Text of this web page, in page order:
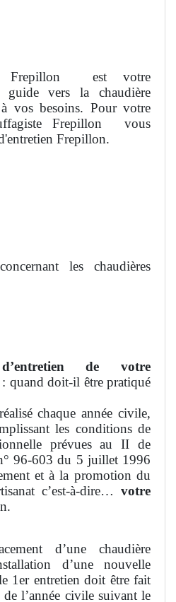
Frepillon
est votre
vers la chaudière
à vos besoins. Pour votre
Frepillon
vous
Frepillon.
les chaudières
de votre
: quand doit-il être pratiqué
chaque année civile,
les conditions de
prévues au II de
96-603 du 5 juillet 1996
et à la promotion du
c’est-à-dire… votre
d’une chaudière
d’une nouvelle
1er entretien doit être fait
l’année civile suivant le